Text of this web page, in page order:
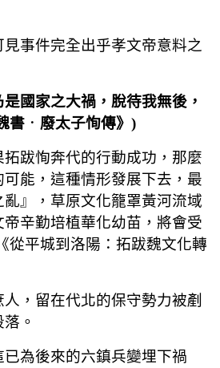
事件完全出乎孝文帝意料之
國家之大禍，脫待我無後，
書 ． 廢太子恂傳》 )
跋恂奔代的行動成功，那麼
能，這種情形發展下去，最
』，草原文化籠罩黃河流域
辛勤培植華化幼苗，將會受
從平城到洛陽：拓跋魏文化轉
，留在代北的保守勢力被剷
。
為後來的六鎮兵變埋下禍